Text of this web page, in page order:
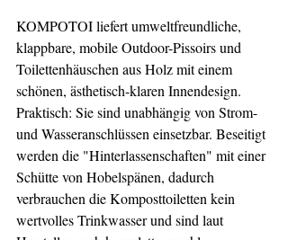
KOMPOTOI liefert umweltfreundliche,
klappbare, mobile Outdoor-Pissoirs und
Toilettenhäuschen aus Holz mit einem
schönen, ästhetisch-klaren Innendesign.
Praktisch: Sie sind unabhängig von Strom-
und Wasseranschlüssen einsetzbar. Beseitigt
werden die "Hinterlassenschaften" mit einer
Schütte von Hobelspänen, dadurch
verbrauchen die Komposttoiletten kein
wertvolles Trinkwasser und sind laut